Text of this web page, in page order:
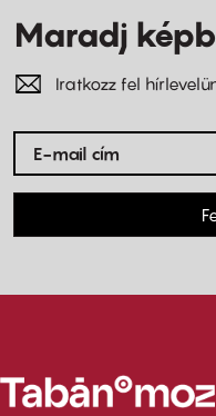
Maradj
Iratkozz fel